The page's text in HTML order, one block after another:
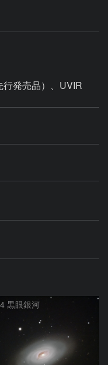
発売品）、UVIR
黒眼銀河